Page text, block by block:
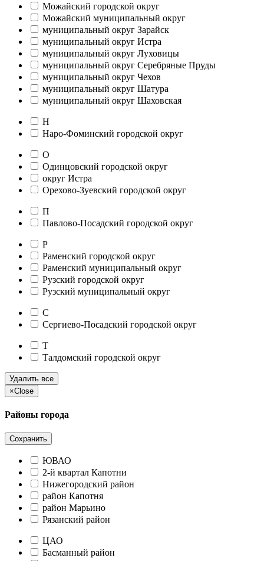
Можайский городской округ
Можайский муниципальный округ
муниципальный округ Зарайск
муниципальный округ Истра
муниципальный округ Луховицы
муниципальный округ Серебряные Пруды
муниципальный округ Чехов
муниципальный округ Шатура
муниципальный округ Шаховская
Н
Наро-Фоминский городской округ
О
Одинцовский городской округ
округ Истра
Орехово-Зуевский городской округ
П
Павлово-Посадский городской округ
Р
Раменский городской округ
Раменский муниципальный округ
Рузский городской округ
Рузский муниципальный округ
С
Сергиево-Посадский городской округ
Т
Талдомский городской округ
Удалить все
×Close
Районы города
Сохранить
ЮВАО
2-й квартал Капотни
Нижегородский район
район Капотня
район Марьино
Рязанский район
ЦАО
Басманный район